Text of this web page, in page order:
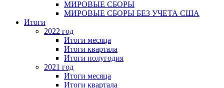
МИРОВЫЕ СБОРЫ
МИРОВЫЕ СБОРЫ БЕЗ УЧЕТА США
Итоги
2022 год
Итоги месяца
Итоги квартала
Итоги полугодия
2021 год
Итоги месяца
Итоги квартала